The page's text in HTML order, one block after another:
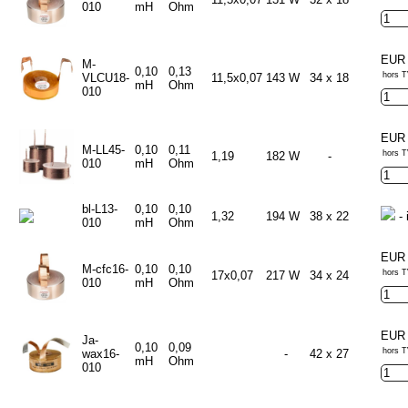
010 mH Ohm
M-
VLCU18-
010
0,10
mH
0,13
Ohm
11,5x0,07 143 W 34 x 18 hors
M-LL45-
010
0,10
mH
0,11
Ohm
1,19 182 W - hors
bl-L13-
010
0,10
mH
0,10
Ohm
1,32 194 W 38 x 22 -
M-cfc16-
010
0,10
mH
0,10
Ohm
17x0,07 217 W 34 x 24 hors
Ja-
wax16-
010
0,10
mH
0,09
Ohm
- 42 x 27 hors